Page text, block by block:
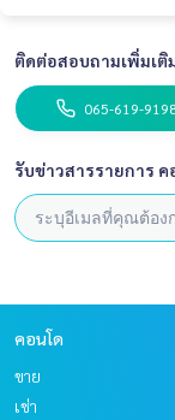
ติดต่อสอบถามเพิ่มเติ
065-619-
รับข่าวสารรายการ ค
คอนโด
ขาย
เช่า